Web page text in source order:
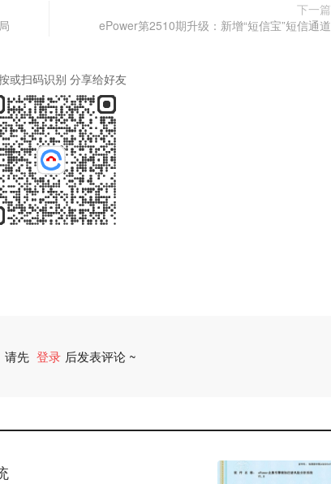
下一篇
ePower第2510期升级：新增“短信宝”短信通道
或扫码识别 分享给好友
请先 登录 后发表评论 ~